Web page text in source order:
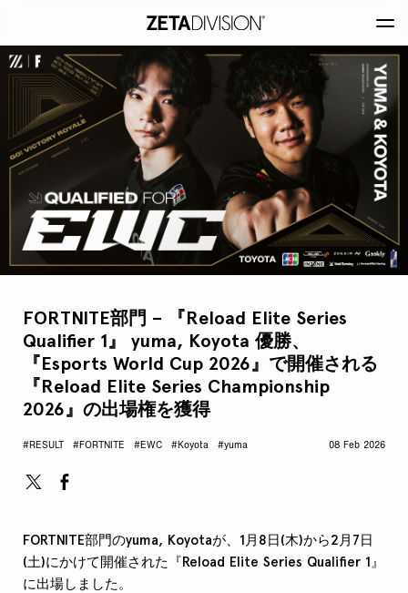
FORTNITE部門 – 『Reload Elite Series
Qualifier 1』 yuma, Koyota 優勝、
『Esports World Cup 2026』で開催される
『Reload Elite Series Championship
2026』の出場権を獲得
#RESULT #FORTNITE #EWC #Koyota #yuma 08 Feb 2026
FORTNITE部門のyuma, Koyotaが、1月8日(木)から2月7日
(土)にかけて開催された『Reload Elite Series Qualifier 1』
に出場しました。